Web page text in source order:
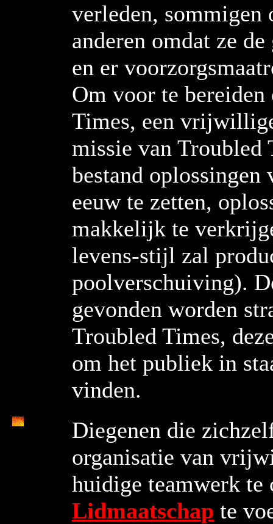
verleden, sommigen
anderen omdat ze
en er
Om voor te
Times, een
missie van Troubled
bestand
eeuw te zetten,
makkelijk te
levens-stijl zal
poolverschuiving).
gevonden worden
Troubled Times,
om het publiek in
vinden.
Diegenen die
organisatie van
huidige teamwerk te
Lidmaatschap te